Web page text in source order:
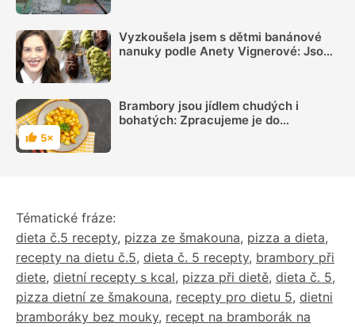
Vyzkoušela jsem s dětmi banánové
nanuky podle Anety Vignerové: Jsou
Hodnocení
5×
Brambory jsou jídlem chudých i
bohatých: Zpracujeme je do
Tématické fráze:
dieta č.5 recepty, pizza ze šmakouna, pizza a dieta,
recepty na dietu č.5, dieta č. 5 recepty, brambory při
diete, dietní recepty s kcal, pizza při dietě, dieta č. 5,
pizza dietní ze šmakouna, recepty pro dietu 5, dietni
bramboráky bez mouky, recept na bramborák na